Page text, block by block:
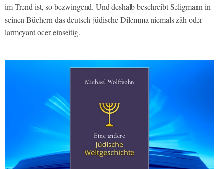
im Trend ist, so bezwingend. Und deshalb beschreibt Seligmann in
seinen Büchern das deutsch-jüdische Dilemma niemals zäh oder
larmoyant oder einseitig.